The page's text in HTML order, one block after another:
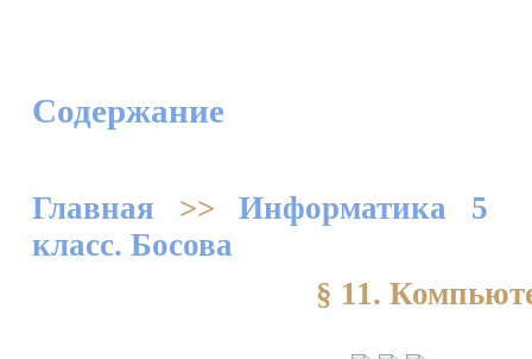
Содержание
Главная >>Информатика 5
класс. Босова
§ 11.